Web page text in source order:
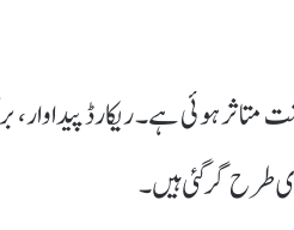
پر پھیلی پیاز کی کاشت متاثر ہوئی ہے۔
طرح گر گئی ہیں۔